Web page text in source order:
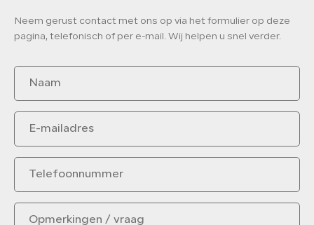
Neem gerust contact met ons op via het formulier op deze
pagina, telefonisch of per e-mail. Wij helpen u snel verder.